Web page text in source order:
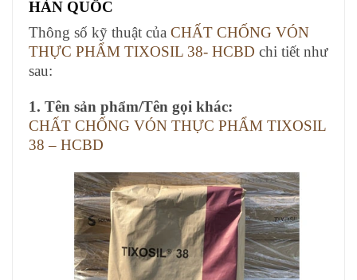
HÀN QUỐC
Thông số kỹ thuật của CHẤT CHỐNG VÓN
THỰC PHẨM TIXOSIL 38- HCBD chi tiết như
sau:
1. Tên sản phẩm/Tên gọi khác:
CHẤT CHỐNG VÓN THỰC PHẨM TIXOSIL
38 – HCBD